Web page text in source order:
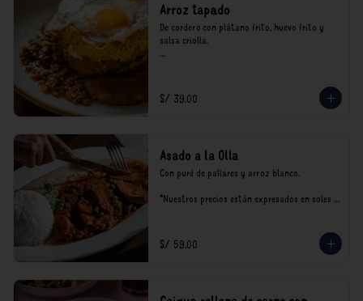
Arroz tapado
De cordero con plátano frito, huevo frito y
salsa criolla.
consumo.
S/ 39.00
Asado a la Olla
Con puré de pallares y arroz blanco.
*Nuestros precios están expresados en soles e
S/ 59.00